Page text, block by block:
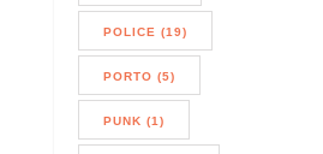
POLICE (19)
PORTO (5)
PUNK (1)